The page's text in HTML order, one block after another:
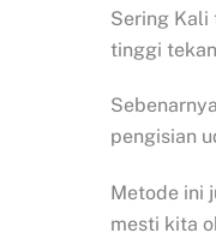
Sering Kali
tinggi
pengisian
Metode ini
mesti kita